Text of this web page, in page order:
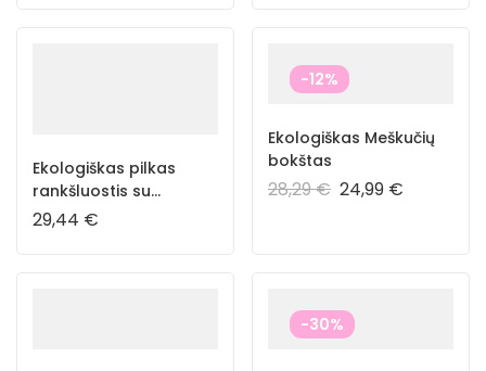
Ekologiškas pilkas
rankšluostis su
kapišonu
29,44 €
-12%
Ekologiškas Meškučių
bokštas
28,29€ 24,99 €
-30%